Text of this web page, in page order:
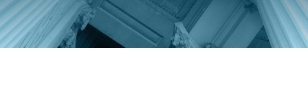
社区慈善
气候变化和绿色发展
公益慈善出海
特殊需要家庭
律所文化
关于我们
专业人员
联系我们
公益法律服务
下载中心